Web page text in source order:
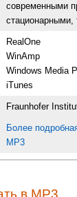
современными
стационарными,
RealOne
WinAmp
Windows Media
iTunes
Fraunhofer
Более
MP3
в MP3